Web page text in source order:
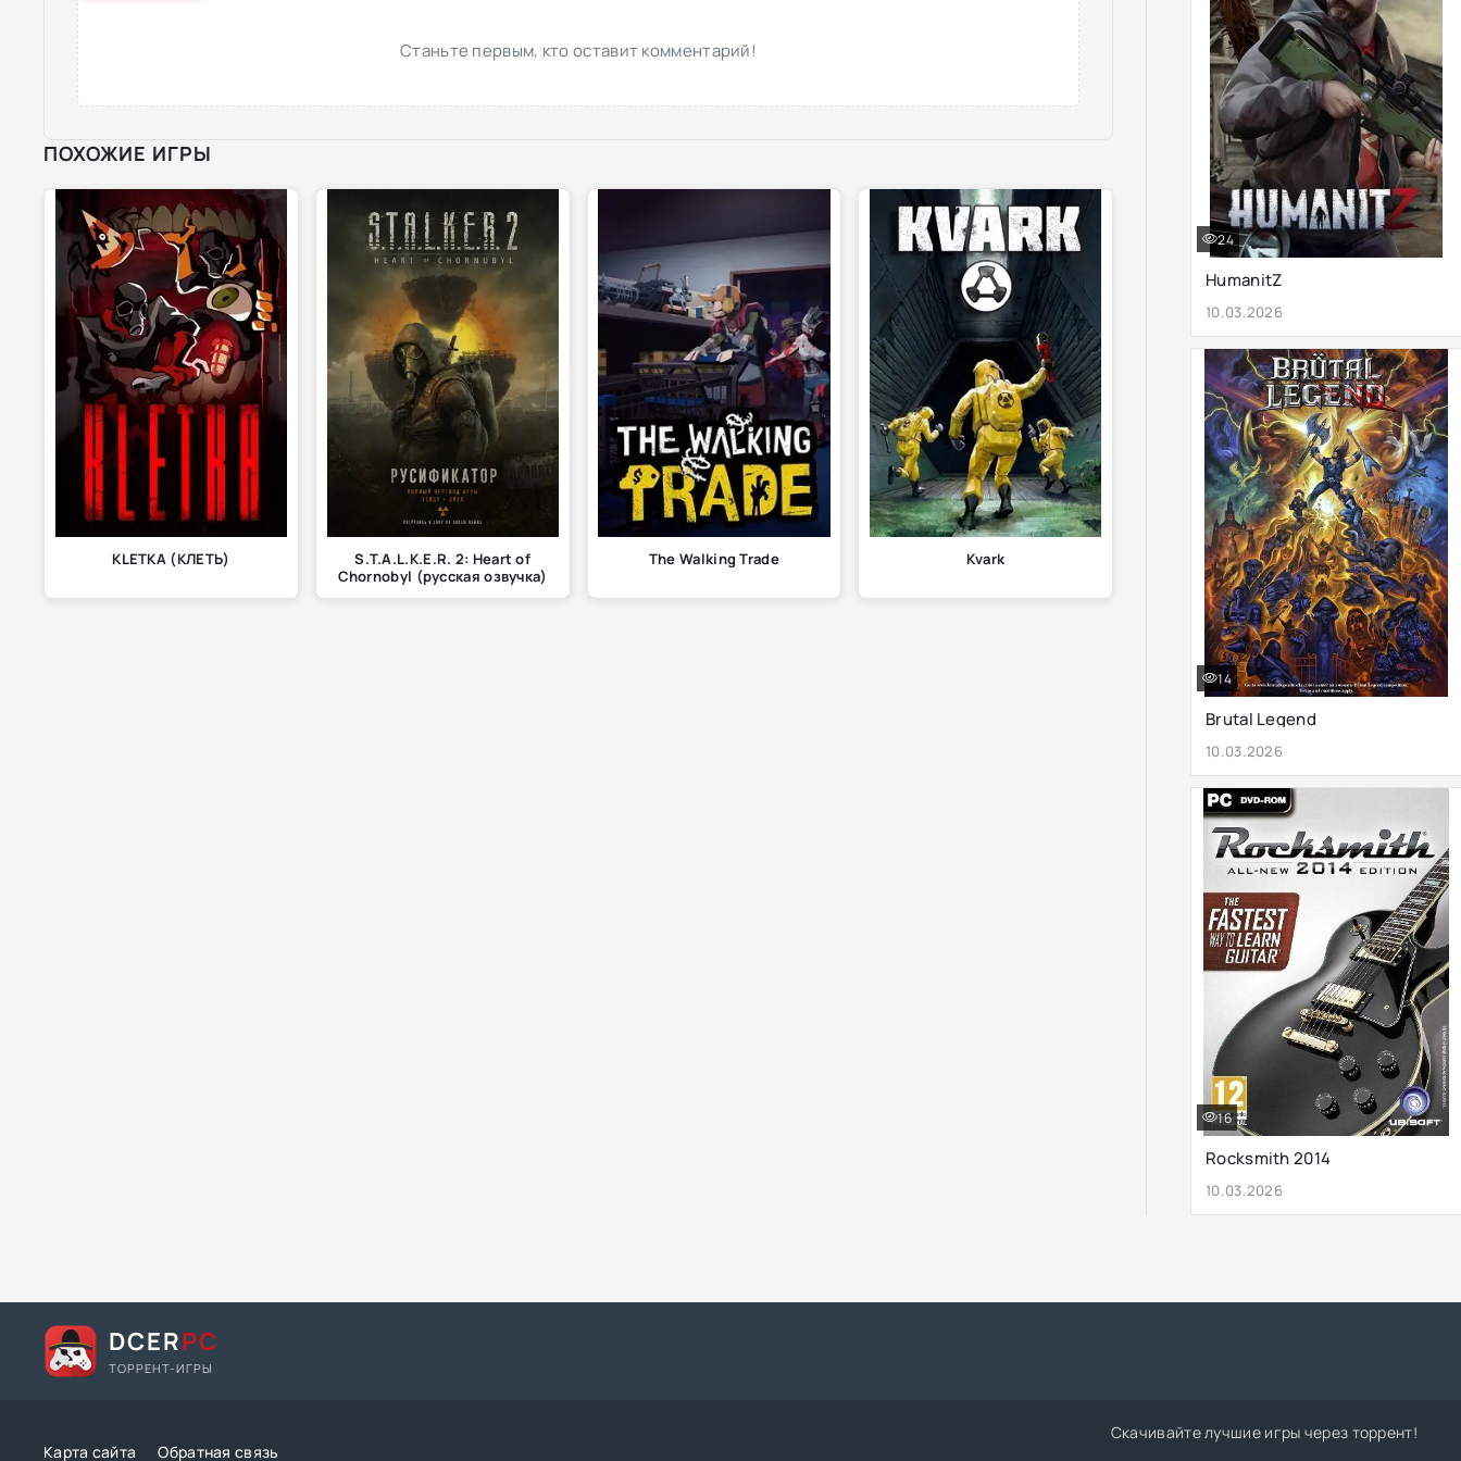
Станьте первым, кто оставит комментарий!
ПОХОЖИЕ ИГРЫ
KLETKA (КЛЕТЬ)
S.T.A.L.K.E.R. 2: Heart of
Chornobyl (русская озвучка)
The Walking Trade Kvark
HumanitZ
10.03.2026
24
Brutal Legend
10.03.2026
14
Rocksmith 2014
10.03.2026
16
DCERPC
ТОРРЕНТ-ИГРЫ
Карта сайта Обратная связь
Скачивайте лучшие игры через торрент!